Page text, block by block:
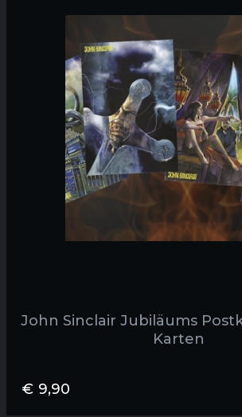
John Sinclair Jubiläums
Karten
€ 9,90